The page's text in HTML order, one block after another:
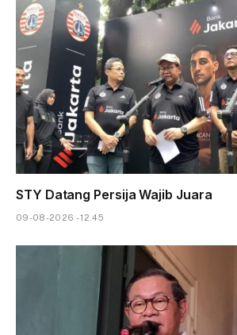
STY Datang Persija Wajib Juara
09-08-2026 - 12.45